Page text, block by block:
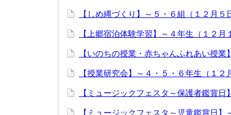
【しめ縄づくり】～５・６組（１２月５
【上郷宿泊体験学習】～４年生（１２月
【いのちの授業・赤ちゃんふれあい授
【授業研究会】～４・５・６年生（１２
【ミュージックフェスタ～保護者鑑賞日
【ミュージックフェスタ～児童鑑賞日】